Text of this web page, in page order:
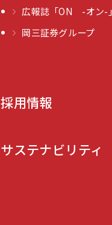
広報誌「ON -オン-」
岡三証券グループ
採用情報
サステナビリティ